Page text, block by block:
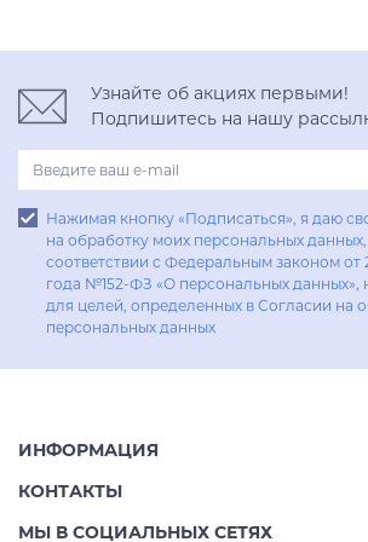
Узнайте об акциях первыми!
Подпишитесь на нашу
Нажимая кнопку «Подписаться», я даю
на обработку моих персональных
соответствии с Федеральным законом от
года №152-ФЗ «О персональных данных»,
для целей, определенных в Согласии на
персональных данных
Аксессуары
Гостиные
ИНФОРМАЦИЯ
Акции
КОНТАКТЫ
Телефон: 8 (800) 302-42-39
МЫ В СОЦИАЛЬНЫХ СЕТЯХ